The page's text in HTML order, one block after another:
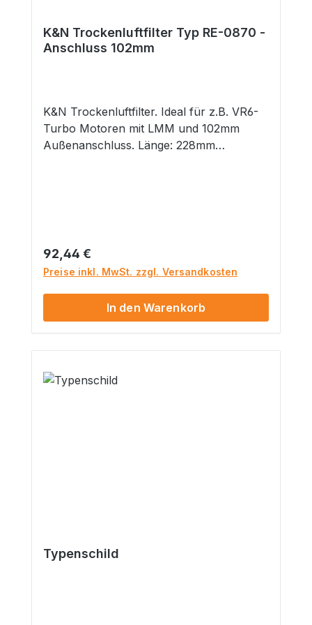
K&N Trockenluftfilter Typ RE-0870 -
Anschluss 102mm
K&N Trockenluftfilter. Ideal für z.B. VR6-
Turbo Motoren mit LMM und 102mm
Außenanschluss. Länge: 228mm
mehr Druck auf den LMM passen.
GefahrenhinweiseNicht geeignet für
Kinder unter 14 Jahren. Dieses Produkt
hat funktionsbedingt scharfe Kanten. ..::
Dieser Artikel wird ohne Teilegutachten,
ABE, etc. ausgeliefert. Eine Begutachtung
Regulärer Preis:
92,44 €
Preise inkl. MwSt. zzgl. Versandkosten
In den Warenkorb
Typenschild